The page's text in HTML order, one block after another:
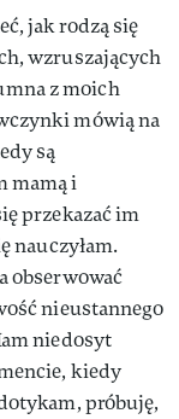
jak rodzą się
wzruszających
z moich
mówią na
są
mamą i
przekazać im
nauczyłam.
obserwować
nieustannego
niedosyt
kiedy
próbuję,